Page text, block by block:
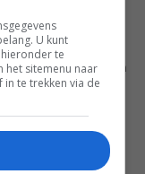
deeg.
en bessen en
gaar.
Bakt met
Kosmos
U kunt
te
het sitemenu naar
te trekken via de